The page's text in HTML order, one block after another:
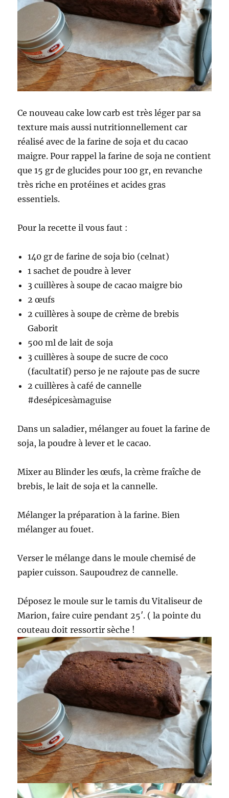
Ce nouveau cake low carb est très léger par sa
texture mais aussi nutritionnellement car
réalisé avec de la farine de soja et du cacao
maigre. Pour rappel la farine de soja ne contient
que 15 gr de glucides pour 100 gr, en revanche
très riche en protéines et acides gras
essentiels.
Pour la recette il vous faut :
140 gr de farine de soja bio (celnat)
1 sachet de poudre à lever
3 cuillères à soupe de cacao maigre bio
2 œufs
2 cuillères à soupe de crème de brebis
Gaborit
500 ml de lait de soja
3 cuillères à soupe de sucre de coco
(facultatif) perso je ne rajoute pas de sucre
2 cuillères à café de cannelle
#desépicesàmaguise
Dans un saladier, mélanger au fouet la farine de
soja, la poudre à lever et le cacao.
Mixer au Blinder les œufs, la crème fraîche de
brebis, le lait de soja et la cannelle.
Mélanger la préparation à la farine. Bien
mélanger au fouet.
Verser le mélange dans le moule chemisé de
papier cuisson. Saupoudrez de cannelle.
Déposez le moule sur le tamis du Vitaliseur de
Marion, faire cuire pendant 25′. ( la pointe du
couteau doit ressortir sèche !